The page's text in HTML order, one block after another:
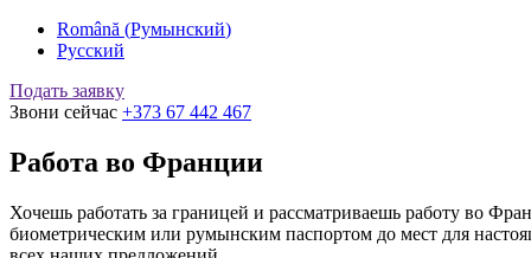
Română (Румынский)
Русский
Подать заявку
Звони сейчас +373 67 442 467
Работа во Франции
Хочешь работать за границей и рассматриваешь работу во
биометрическим или румынским паспортом до мест для